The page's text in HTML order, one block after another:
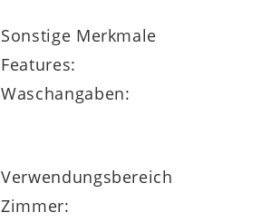
Sonstige Merkmale
Features:
Waschangaben:
Verwendungsbereich
Zimmer: